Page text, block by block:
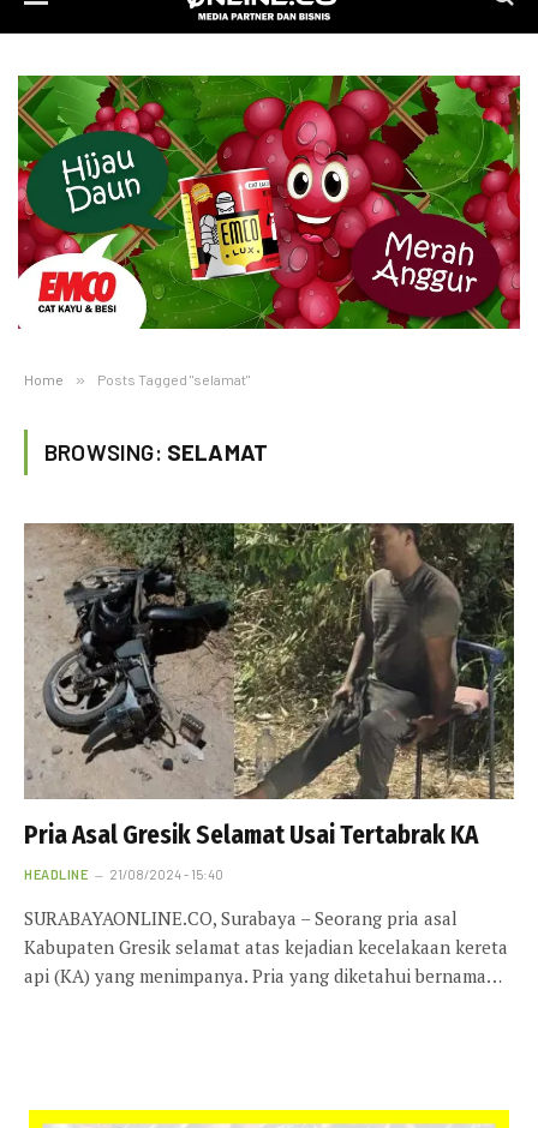
Home » Posts Tagged "selamat"
BROWSING: SELAMAT
Pria Asal Gresik Selamat Usai Tertabrak KA
HEADLINE 21/08/2024 - 15:40
SURABAYAONLINE.CO, Surabaya – Seorang pria asal
Kabupaten Gresik selamat atas kejadian kecelakaan kereta
api (KA) yang menimpanya. Pria yang diketahui bernama…